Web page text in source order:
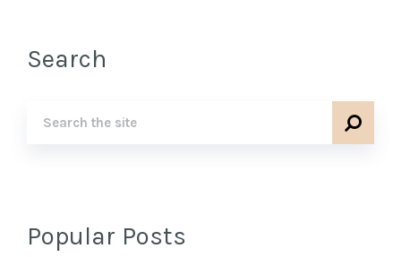
Search
Popular Posts